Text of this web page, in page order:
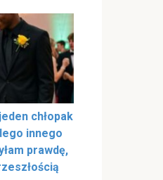
chłopak
innego
prawdę,